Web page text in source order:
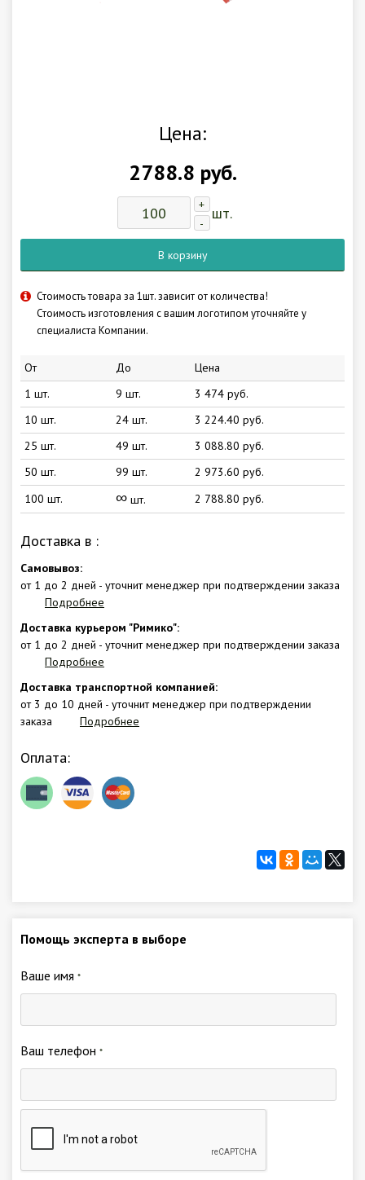
Цена:
2788.8 руб.
+
-
шт.
В корзину
Стоимость товара за 1шт. зависит от количества!
Стоимость изготовления с вашим логотипом уточняйте у
специалиста Компании.
От До
Цена
1 шт.
9 шт.
3 474 руб.
10 шт.
24 шт.
3 224.40 руб.
25 шт.
49 шт.
3 088.80 руб.
50 шт.
99 шт.
2 973.60 руб.
100 шт.
∞ шт. 2 788.80 руб.
Доставка в :
Самовывоз:
от 1 до 2 дней - уточнит менеджер при подтверждении заказа
Подробнее
Доставка курьером "Римико":
от 1 до 2 дней - уточнит менеджер при подтверждении заказа
Подробнее
Доставка транспортной компанией:
от 3 до 10 дней - уточнит менеджер при подтверждении
заказа
Подробнее
Оплата:
Помощь эксперта в выборе
Ваше имя *
Ваш телефон *